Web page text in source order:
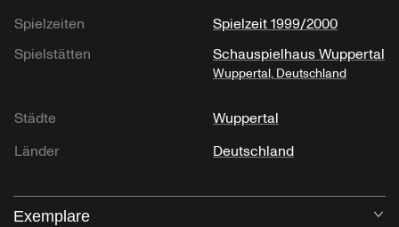
Spielzeiten
Spielzeit 1999/2000
Spielstätten
Schauspielhaus Wuppertal
Wuppertal, Deutschland
Städte
Wuppertal
Länder
Deutschland
Exemplare